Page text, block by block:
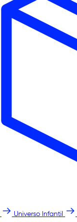
Universo Infantil